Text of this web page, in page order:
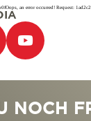
an error occurred! Request:
NOCH